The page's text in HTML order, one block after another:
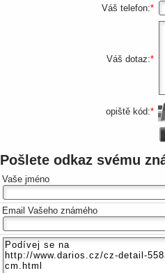
Váš telefon:*
Váš dotaz:*
opiště kód:*
Pošlete odkaz svému
Vaše jméno
Email Vašeho známého